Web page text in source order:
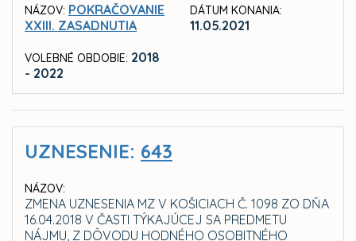
NÁZOV: POKRAČOVANIE
XXIII. ZASADNUTIA
VOLEBNÉ OBDOBIE: 2018
- 2022
DÁTUM KONANIA:
11.05.2021
UZNESENIE: 643
NÁZOV:
ZMENA UZNESENIA MZ V KOŠICIACH Č. 1098 ZO DŇA
16.04.2018 V ČASTI TÝKAJÚCEJ SA PREDMETU
NÁJMU, Z DÔVODU HODNÉHO OSOBITNÉHO